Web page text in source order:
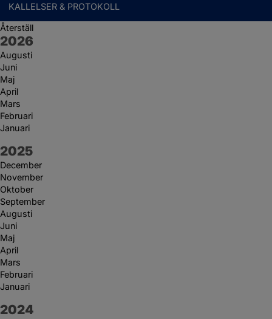
KALLELSER & PROTOKOLL
Återställ
År:
2026
Augusti
Juni
Maj
April
Mars
Februari
Januari
År:
2025
December
November
Oktober
September
Augusti
Juni
Maj
April
Mars
Februari
Januari
År:
2024